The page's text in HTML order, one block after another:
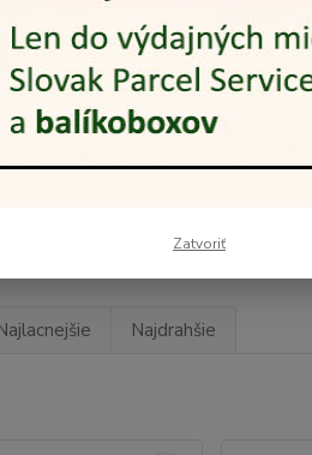
€ Od
Najdrahšie
Zatvoriť